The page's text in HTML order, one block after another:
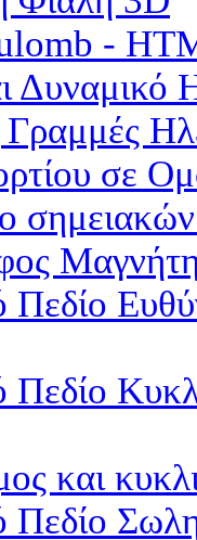
-
Δυναμικό
Γραμμές
σε
Πεδίο
Πεδίο
και
Πεδίο